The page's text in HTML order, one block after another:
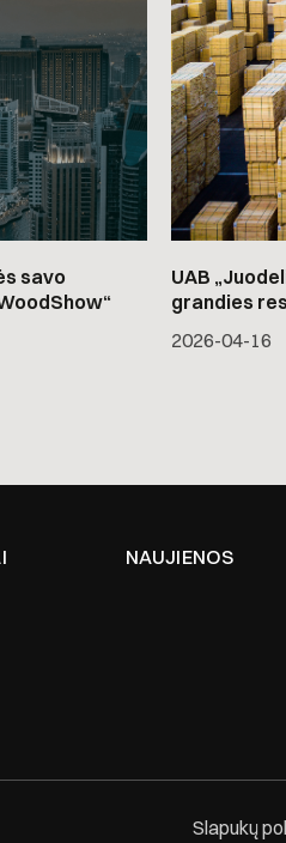
savo
UAB
grandies
2026-04-16
NAUJIENOS
Slapukų